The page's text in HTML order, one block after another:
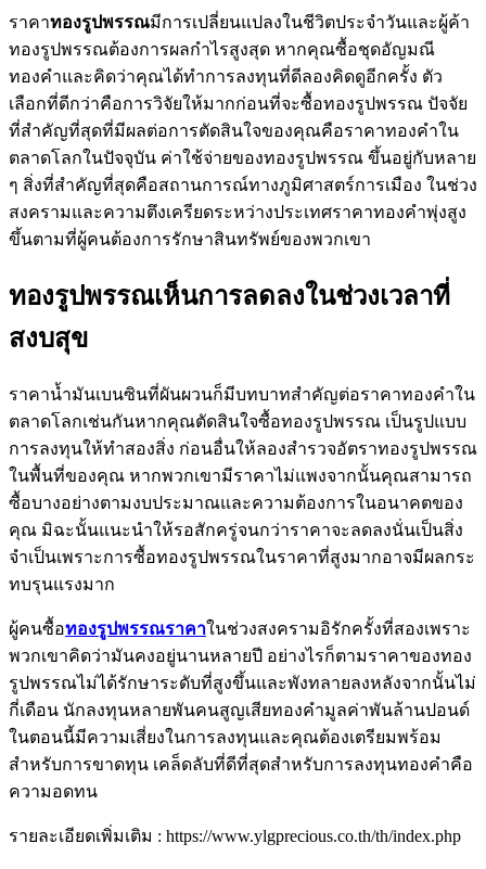
ราคาทองรูปพรรณมีการเปลี่ยนแปลงในชีวิตประจำวันและผู้ค้า
ทองรูปพรรณต้องการผลกำไรสูงสุด หากคุณซื้อชุดอัญมณี
ทองคำและคิดว่าคุณได้ทำการลงทุนที่ดีลองคิดดูอีกครั้ง ตัว
เลือกที่ดีกว่าคือการวิจัยให้มากก่อนที่จะซื้อทองรูปพรรณ ปัจจัย
ที่สำคัญที่สุดที่มีผลต่อการตัดสินใจของคุณคือราคาทองคำใน
ตลาดโลกในปัจจุบัน ค่าใช้จ่ายของทองรูปพรรณ ขึ้นอยู่กับหลาย
ๆ สิ่งที่สำคัญที่สุดคือสถานการณ์ทางภูมิศาสตร์การเมือง ในช่วง
สงครามและความตึงเครียดระหว่างประเทศราคาทองคำพุ่งสูง
ขึ้นตามที่ผู้คนต้องการรักษาสินทรัพย์ของพวกเขา
ทองรูปพรรณเห็นการลดลงในช่วงเวลาที่
สงบสุข
ราคาน้ำมันเบนซินที่ผันผวนก็มีบทบาทสำคัญต่อราคาทองคำใน
ตลาดโลกเช่นกันหากคุณตัดสินใจซื้อทองรูปพรรณ เป็นรูปแบบ
การลงทุนให้ทำสองสิ่ง ก่อนอื่นให้ลองสำรวจอัตราทองรูปพรรณ
ในพื้นที่ของคุณ หากพวกเขามีราคาไม่แพงจากนั้นคุณสามารถ
ซื้อบางอย่างตามงบประมาณและความต้องการในอนาคตของ
คุณ มิฉะนั้นแนะนำให้รอสักครู่จนกว่าราคาจะลดลงนั่นเป็นสิ่ง
จำเป็นเพราะการซื้อทองรูปพรรณในราคาที่สูงมากอาจมีผลกระ
ทบรุนแรงมาก
ผู้คนซื้อทองรูปพรรณราคาในช่วงสงครามอิรักครั้งที่สองเพราะ
พวกเขาคิดว่ามันคงอยู่นานหลายปี อย่างไรก็ตามราคาของทอง
รูปพรรณไม่ได้รักษาระดับที่สูงขึ้นและพังทลายลงหลังจากนั้นไม่
กี่เดือน นักลงทุนหลายพันคนสูญเสียทองคำมูลค่าพันล้านปอนด์
ในตอนนี้มีความเสี่ยงในการลงทุนและคุณต้องเตรียมพร้อม
สำหรับการขาดทุน เคล็ดลับที่ดีที่สุดสำหรับการลงทุนทองคำคือ
ความอดทน
รายละเอียดเพิ่มเติม : https://www.ylgprecious.co.th/th/index.php